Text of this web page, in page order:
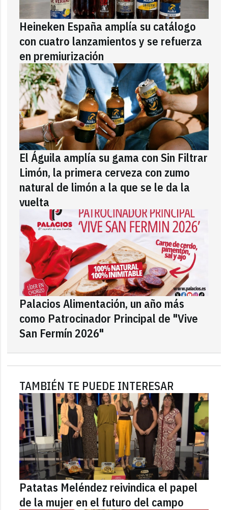
Heineken España amplía su catálogo
con cuatro lanzamientos y se refuerza
en premiurización
El Águila amplía su gama con Sin Filtrar
Limón, la primera cerveza con zumo
natural de limón a la que se le da la
vuelta
Palacios Alimentación, un año más
como Patrocinador Principal de "Vive
San Fermín 2026"
TAMBIÉN TE PUEDE INTERESAR
Patatas Meléndez reivindica el papel
de la mujer en el futuro del campo